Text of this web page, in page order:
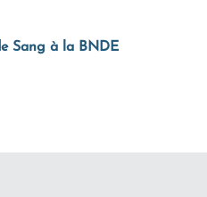
Sang à la BNDE